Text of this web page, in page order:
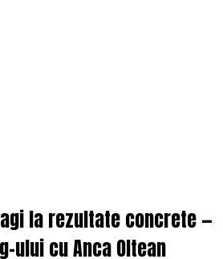
la rezultate concrete —
ului cu Anca Oltean